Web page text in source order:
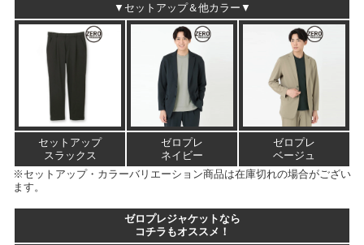
▼セットアップ＆他カラー▼
セットアップ
スラックス
ゼロプレ
ネイビー
ゼロプレ
ベージュ
※セットアップ・カラーバリエーション商品は在庫切れの場合がござい
ます。
ゼロプレジャケットなら
コチラもオススメ！